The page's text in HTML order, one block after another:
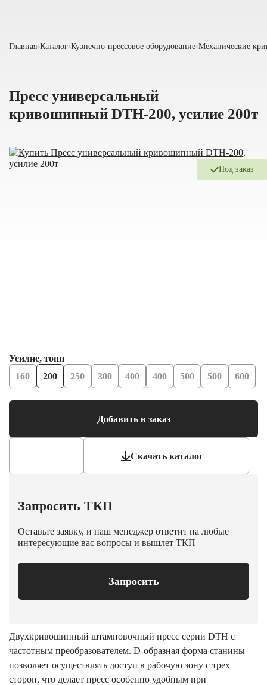
Главная Каталог Кузнечно-прессовое оборудование Механические
Пресс универсальный
кривошипный DTH-200, усилие 200т
Под заказ
Усилие, тонн
160
200 250 300 400 400 500 500 600
Добавить в заказ
Скачать каталог
Запросить ТКП
Оставьте заявку, и наш менеджер ответит на любые
интересующие вас вопросы и вышлет ТКП
Запросить
Двухкривошипный штамповочный пресс серии DTH с
частотным преобразователем. D-образная форма станины
позволяет осуществлять доступ в рабочую зону с трех
сторон, что делает пресс особенно удобным при